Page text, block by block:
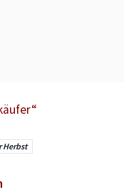
Herbst